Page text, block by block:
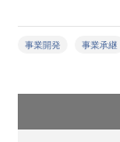
事業開発 事業承継